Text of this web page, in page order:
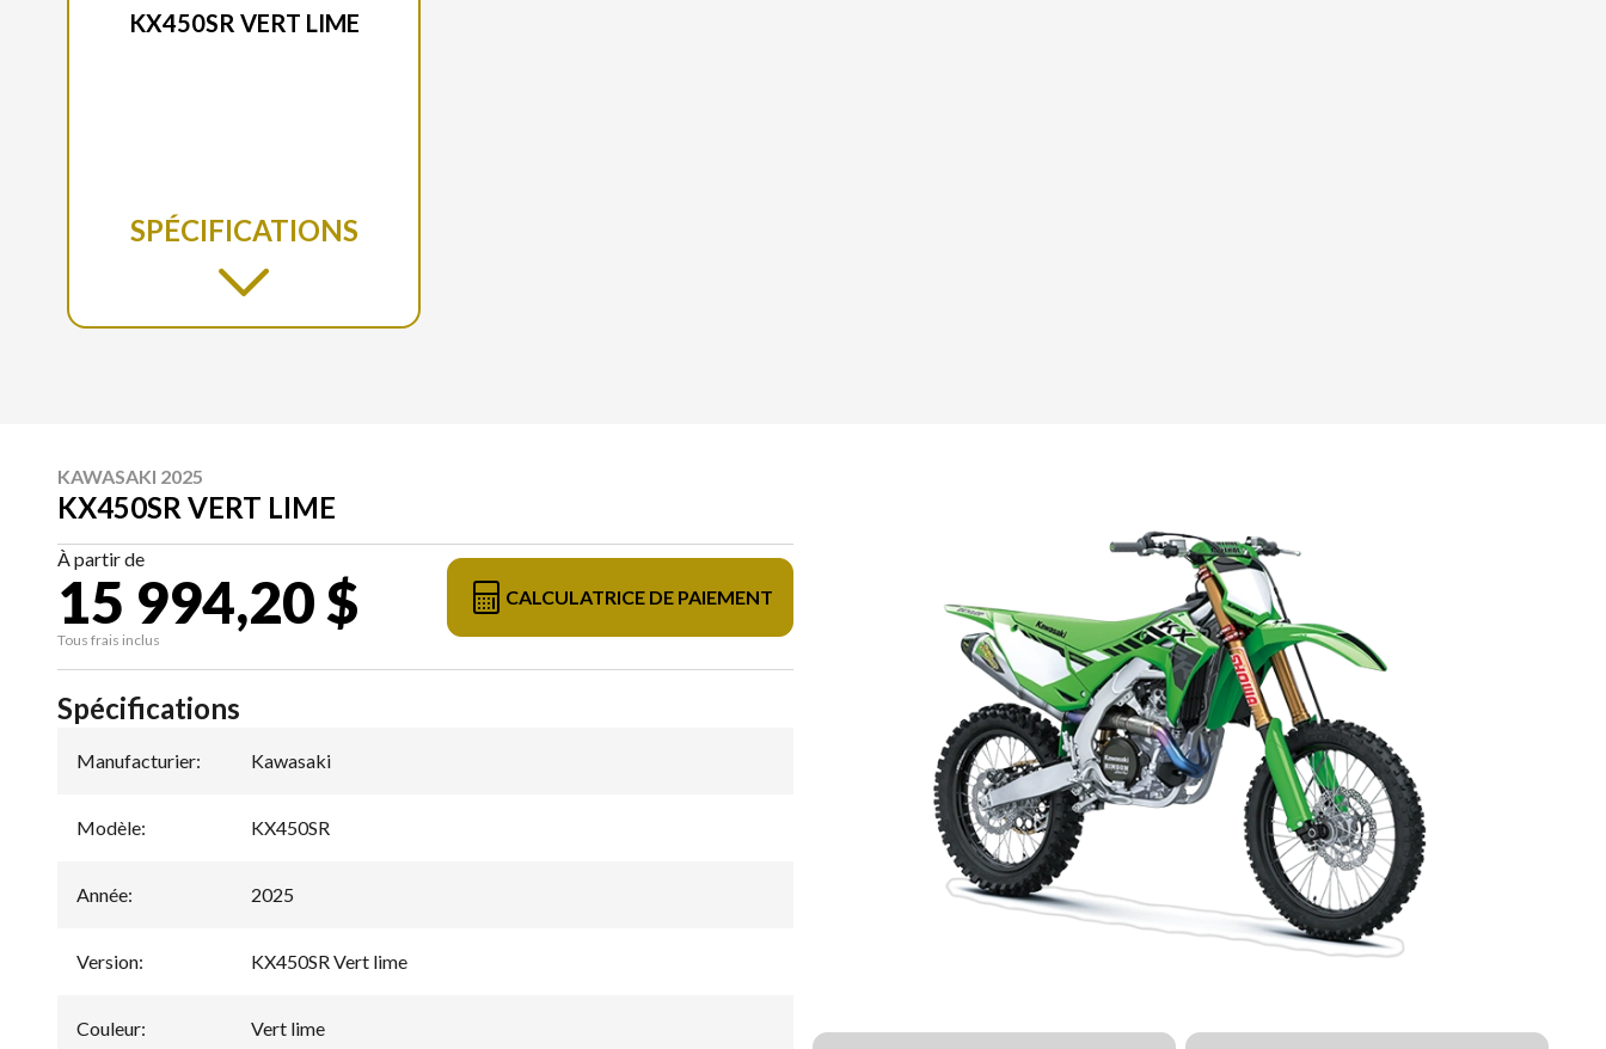
KX450SR VERT LIME
SPÉCIFICATIONS
KAWASAKI 2025
KX450SR VERT LIME
À partir de
15 994,20 $
Tous frais inclus
CALCULATRICE DE PAIEMENT
Spécifications
Manufacturier: Kawasaki
Modèle: KX450SR
Année: 2025
Version: KX450SR Vert lime
Couleur: Vert lime